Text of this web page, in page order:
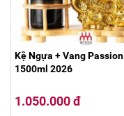
Kệ Ngựa + Vang Passion
1500ml 2026
1.050.000 đ